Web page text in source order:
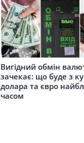
Вигідний обмін
зачекає: що буде з
долара та євро
часом